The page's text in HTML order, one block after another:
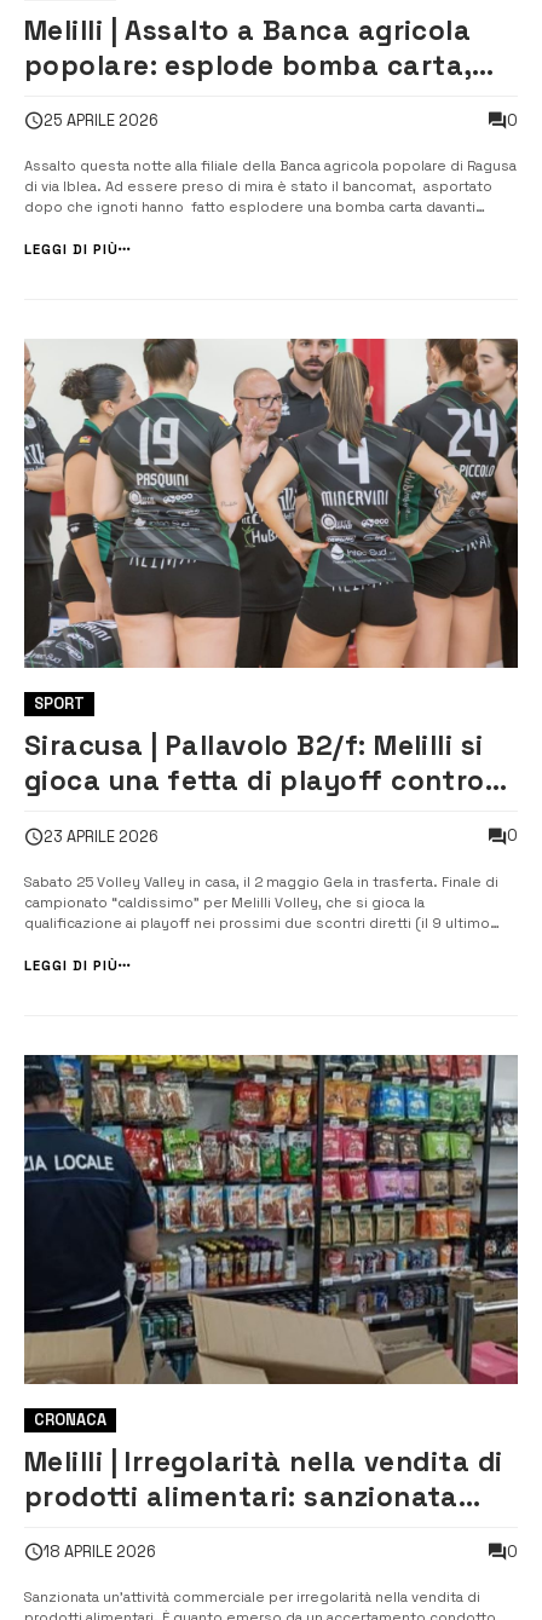
Melilli | Assalto a Banca agricola
popolare: esplode bomba carta,
25 APRILE 2026 0
Assalto questa notte alla filiale della Banca agricola popolare di Ragusa
di via Iblea. Ad essere preso di mira è stato il bancomat, asportato
dopo che ignoti hanno fatto esplodere una bomba carta davanti
all’una, i malviventi sarebbero poi scappati su un mezzo facend...
LEGGI DI PIÙ
SPORT
Siracusa | Pallavolo B2/f: Melilli si
gioca una fetta di playoff contro
23 APRILE 2026 0
Sabato 25 Volley Valley in casa, il 2 maggio Gela in trasferta. Finale di
campionato “caldissimo” per Melilli Volley, che si gioca la
qualificazione ai playoff nei prossimi due scontri diretti (il 9 ultimo
Gorizia, nel giorno della festa della liberazione, Minervini e compag...
LEGGI DI PIÙ
CRONACA
Melilli | Irregolarità nella vendita di
prodotti alimentari: sanzionata
Spalla
18 APRILE 2026 0
Sanzionata un’attività commerciale per irregolarità nella vendita di